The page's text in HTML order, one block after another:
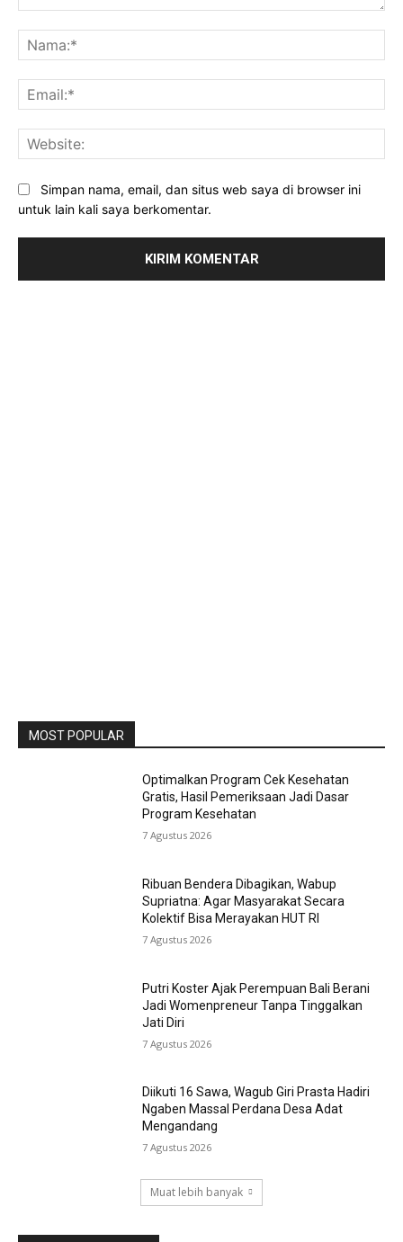
Simpan nama, email, dan situs web saya di browser ini
untuk lain kali saya berkomentar.
MOST POPULAR
Optimalkan Program Cek Kesehatan
Gratis, Hasil Pemeriksaan Jadi Dasar
Program Kesehatan
7 Agustus 2026
Ribuan Bendera Dibagikan, Wabup
Supriatna: Agar Masyarakat Secara
Kolektif Bisa Merayakan HUT RI
7 Agustus 2026
Putri Koster Ajak Perempuan Bali Berani
Jadi Womenpreneur Tanpa Tinggalkan
Jati Diri
7 Agustus 2026
Diikuti 16 Sawa, Wagub Giri Prasta Hadiri
Ngaben Massal Perdana Desa Adat
Mengandang
7 Agustus 2026
Muat lebih banyak